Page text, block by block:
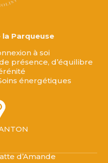
la Parqueuse
à soi
présence, d’équilibre
énergétiques
d’Amande